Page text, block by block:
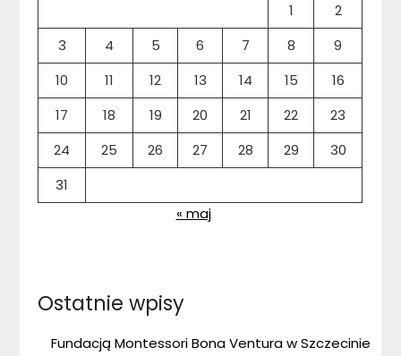
1
2
3
4 5 6 7 8
9
10
11 12 13 14 15
16
17
18 19 20 21 22
23
24
25 26 27 28 29
30
31
« maj
Ostatnie wpisy
Fundacją Montessori Bona Ventura w Szczecinie